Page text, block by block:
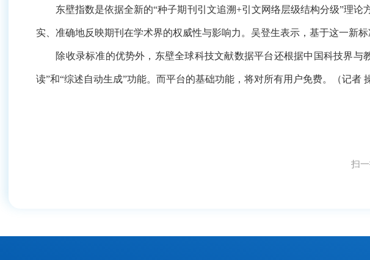
东壁指数是依据全新的“种子期刊引文追溯+引文网络层级结构分级”理论
实、准确地反映期刊在学术界的权威性与影响力。吴登生表示，基于这一新
除收录标准的优势外，东壁全球科技文献数据平台还根据中国科技界与
读”和“综述自动生成”功能。而平台的基础功能，将对所有用户免费。（记者
扫